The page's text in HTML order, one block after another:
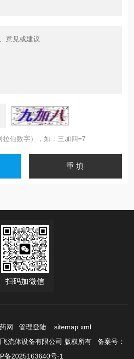
伯数字），如：三加四=7
扫码加微信
网 管理登陆
sitemap.xml
流体设备有限公司 版权所有备案号：
备2025163640号-1